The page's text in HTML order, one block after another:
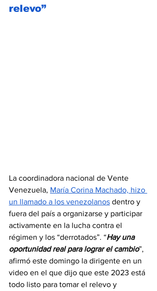
relevo”
La coordinadora nacional de Vente
Venezuela, María Corina Machado, hizo
un llamado a los venezolanos dentro y
fuera del país a organizarse y participar
activamente en la lucha contra el
régimen y los “derrotados”. “Hay una
oportunidad real para lograr el cambio”,
afirmó este domingo la dirigente en un
video en el que dijo que este 2023 está
todo listo para tomar el relevo y